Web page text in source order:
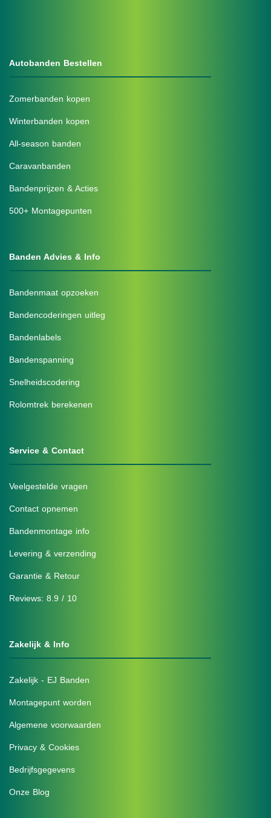
Autobanden Bestellen
Zomerbanden kopen
Winterbanden kopen
All-season banden
Caravanbanden
Bandenprijzen & Acties
500+ Montagepunten
Banden Advies & Info
Bandenmaat opzoeken
Bandencoderingen uitleg
Bandenlabels
Bandenspanning
Snelheidscodering
Rolomtrek berekenen
Service & Contact
Veelgestelde vragen
Contact opnemen
Bandenmontage info
Levering & verzending
Garantie & Retour
Reviews: 8.9 / 10
Zakelijk & Info
Zakelijk - EJ Banden
Montagepunt worden
Algemene voorwaarden
Privacy & Cookies
Bedrijfsgegevens
Onze Blog